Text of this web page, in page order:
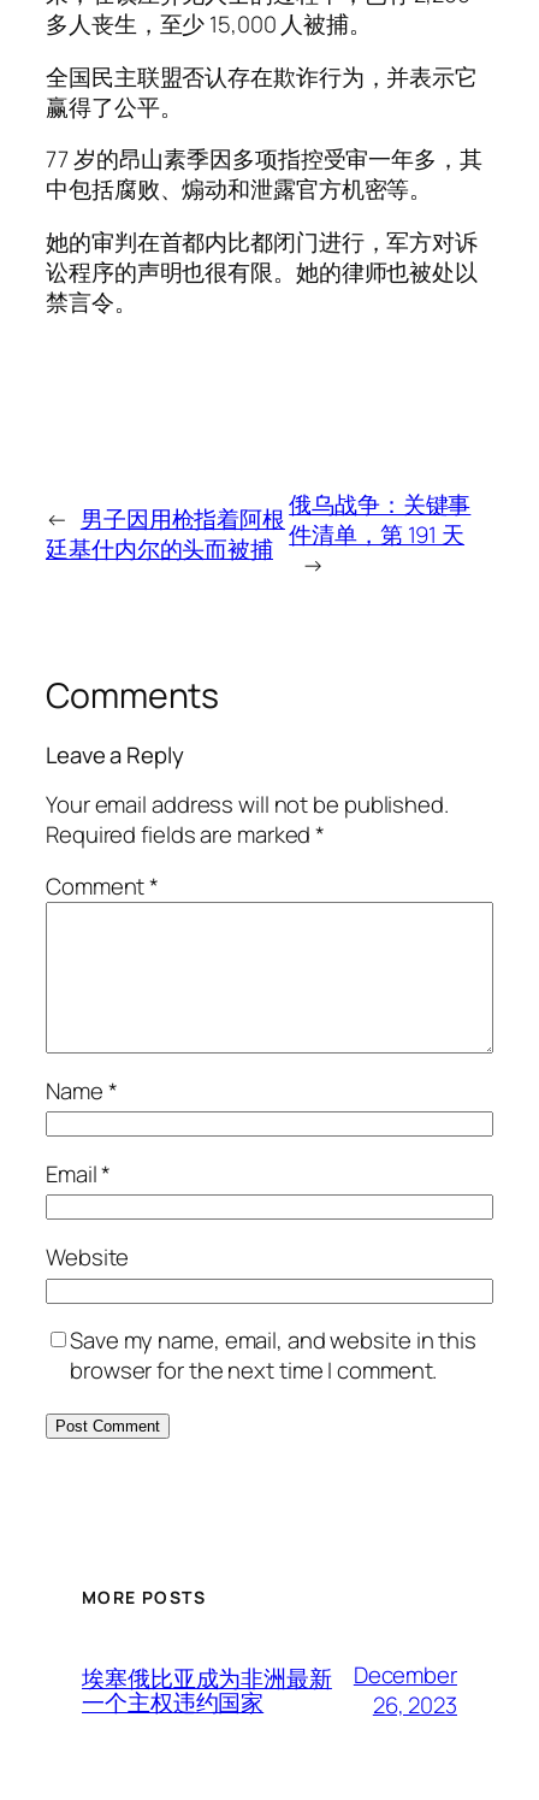
多人丧生，至少 15,000 人被捕。
全国民主联盟否认存在欺诈行为，并表示它
赢得了公平。
77 岁的昂山素季因多项指控受审一年多，其
中包括腐败、煽动和泄露官方机密等。
她的审判在首都内比都闭门进行，军方对诉
讼程序的声明也很有限。她的律师也被处以
禁言令。
← 男子因用枪指着阿根
廷基什内尔的头而被捕
俄乌战争：关键事
件清单，第 191 天
→
Comments
Leave a Reply
Your email address will not be published.
Required fields are marked*
Comment*
Name*
Email*
Website
Save my name, email, and website in this
browser for the next time I comment.
MORE POSTS
埃塞俄比亚成为非洲最新
一个主权违约国家
December
26, 2023